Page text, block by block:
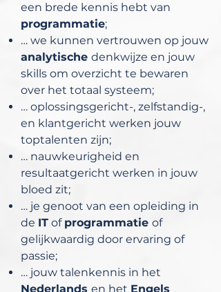
een brede kennis hebt van
programmatie;
… we kunnen vertrouwen op jouw
analytische denkwijze en jouw
skills om overzicht te bewaren
over het totaal systeem;
… oplossingsgericht-, zelfstandig-,
en klantgericht werken jouw
toptalenten zijn;
… nauwkeurigheid en
resultaatgericht werken in jouw
bloed zit;
… je genoot van een opleiding in
de IT of programmatie of
gelijkwaardig door ervaring of
passie;
… jouw talenkennis in het
Nederlands en het Engels